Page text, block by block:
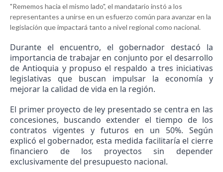
"Rememos hacia el mismo lado", el mandatario instó a los
representantes a unirse en un esfuerzo común para avanzar en la
legislación que impactará tanto a nivel regional como nacional.
Durante el encuentro, el gobernador destacó la
importancia de trabajar en conjunto por el desarrollo
de Antioquia y propuso el respaldo a tres iniciativas
legislativas que buscan impulsar la economía y
mejorar la calidad de vida en la región.
El primer proyecto de ley presentado se centra en las
concesiones, buscando extender el tiempo de los
contratos vigentes y futuros en un 50%. Según
explicó el gobernador, esta medida facilitaría el cierre
financiero de los proyectos sin depender
exclusivamente del presupuesto nacional.